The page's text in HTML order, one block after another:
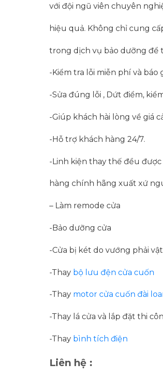
với đội ngũ viên chuyên
hiệu quả. Không chỉ cung
trong dịch vụ bảo dưỡng để
-Kiểm tra lỗi miễn phí và báo
-Sửa đúng lỗi , Dứt điểm,
-Giúp khách hài lòng về giá
-Hỗ trợ khách hàng 24/7.
-Linh kiện thay thế đều
hàng chính hãng xuất xứ
– Làm remode cửa
-Bảo dưỡng cửa
-Cửa bị két do vướng phải
-Thay bộ lưu đện cửa cuốn
-Thay motor cửa cuốn đài
-Thay lá cửa và lắp đặt thi
-Thay bình tích điện
Liên hệ :